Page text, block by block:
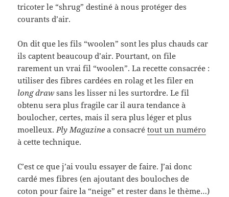
tricoter le “shrug” destiné à nous protéger des
courants d’air.
On dit que les fils “woolen” sont les plus chauds car
ils captent beaucoup d’air. Pourtant, on file
rarement un vrai fil “woolen”. La recette consacrée :
utiliser des fibres cardées en rolag et les filer en
long draw sans les lisser ni les surtordre. Le fil
obtenu sera plus fragile car il aura tendance à
boulocher, certes, mais il sera plus léger et plus
moelleux. Ply Magazine a consacrétout un numéro
à cette technique.
C’est ce que j’ai voulu essayer de faire. J’ai donc
cardé mes fibres (en ajoutant des bouloches de
coton pour faire la “neige” et rester dans le thème…)